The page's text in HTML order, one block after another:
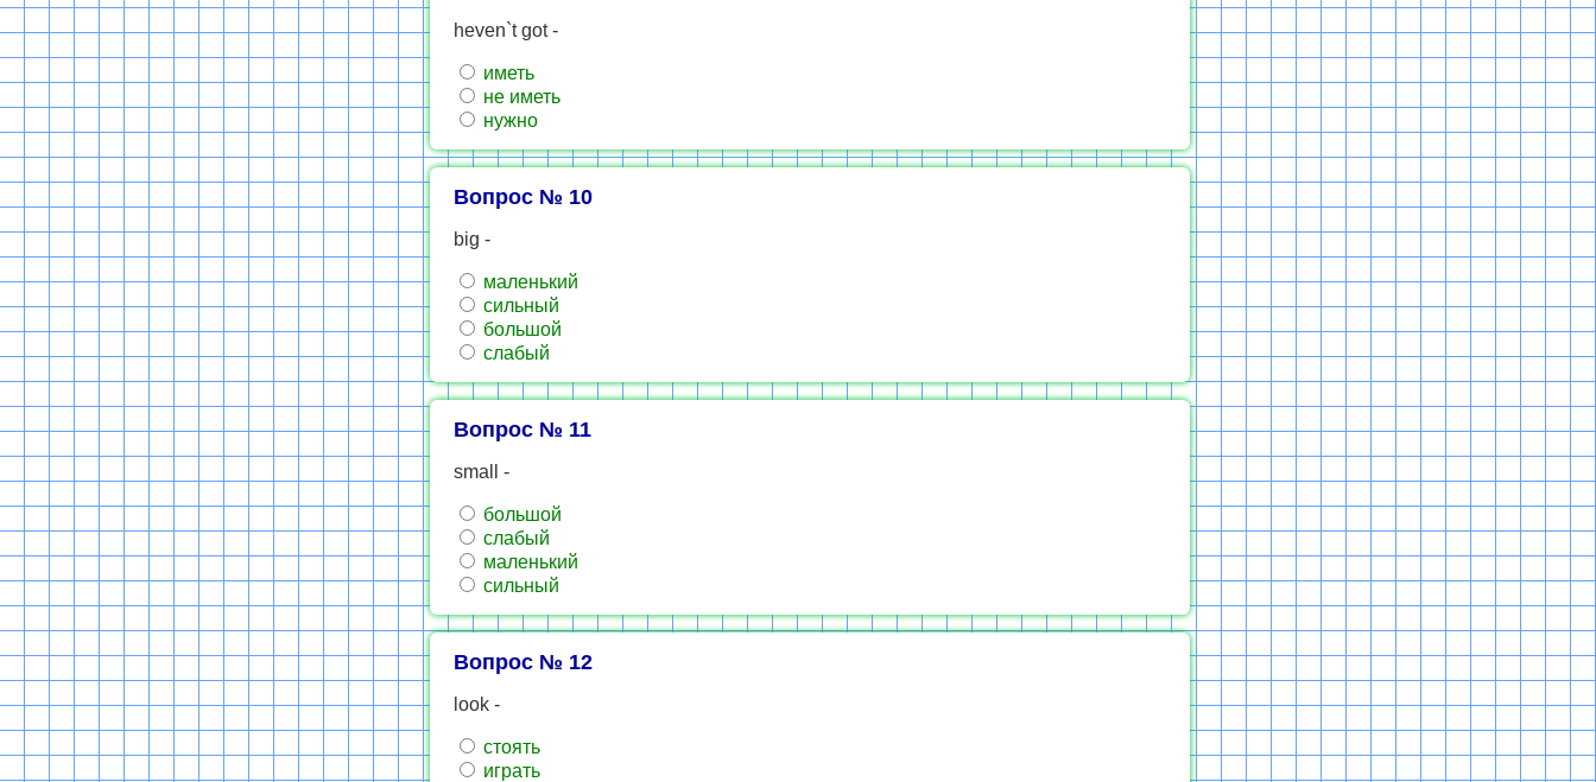
heven`t got -
иметь
не иметь
нужно
Вопрос № 10
big -
маленький
сильный
большой
слабый
Вопрос № 11
small -
большой
слабый
маленький
сильный
Вопрос № 12
look -
стоять
играть